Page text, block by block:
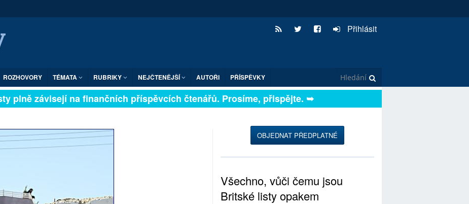
Přihlásit
ROZHOVORY TÉMATA RUBRIKY NEJČTENĚJŠÍ AUTOŘI PŘÍSPĚVKY
plně závisejí na finančních příspěvcích čtenářů. Prosíme, přispějte. ➥
OBJEDNAT PŘEDPLATNÉ
Všechno, vůči čemu jsou
Britské listy opakem